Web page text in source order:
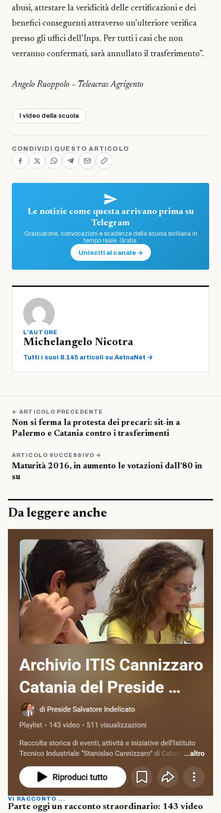
abusi, attestare la veridicità delle certificazioni e dei
benefici conseguenti attraverso un’ulteriore verifica
presso gli uffici dell’Inps. Per tutti i casi che non
verranno confermati, sarà annullato il trasferimento”.
Angelo Ruoppolo – Teleacras Agrigento
I video della scuola
CONDIVIDI QUESTO ARTICOLO
Le notizie come questa arrivano prima su
Telegram
Graduatorie, convocazioni e scadenze della scuola siciliana in
tempo reale. Gratis.
Unisciti al canale →
L'AUTORE
Michelangelo Nicotra
Tutti i suoi 8.145 articoli su AetnaNet →
← ARTICOLO PRECEDENTE
Non si ferma la protesta dei precari: sit-in a
Palermo e Catania contro i trasferimenti
ARTICOLO SUCCESSIVO →
Maturità 2016, in aumento le votazioni dall’80 in
su
Da leggere anche
VI RACCONTO ...
Parte oggi un racconto straordinario: 143 video